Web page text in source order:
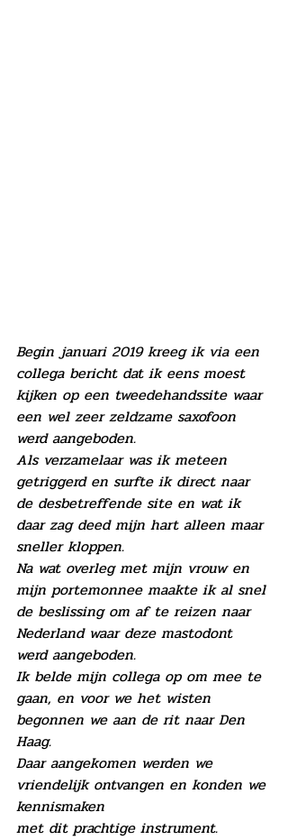
Begin januari 2019 kreeg ik via een
collega bericht dat ik eens moest
kijken op een tweedehandssite waar
een wel zeer zeldzame saxofoon
werd aangeboden.
Als verzamelaar was ik meteen
getriggerd en surfte ik direct naar
de desbetreffende site en wat ik
daar zag deed mijn hart alleen maar
sneller kloppen.
Na wat overleg met mijn vrouw en
mijn portemonnee maakte ik al snel
de beslissing om af te reizen naar
Nederland waar deze mastodont
werd aangeboden.
Ik belde mijn collega op om mee te
gaan, en voor we het wisten
begonnen we aan de rit naar Den
Haag.
Daar aangekomen werden we
vriendelijk ontvangen en konden we
kennismaken
met dit prachtige instrument.